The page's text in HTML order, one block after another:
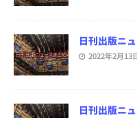
日刊出版ニ
2022年2月13
日刊出版ニ